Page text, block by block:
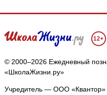
12+
© 2000–2026 Ежедневный
«ШколаЖизни.ру»
Учредитель — ООО «Квантор»